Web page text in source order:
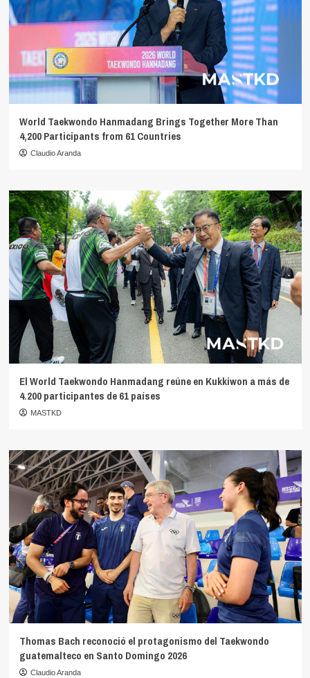
World Taekwondo Hanmadang Brings Together More Than
4,200 Participants from 61 Countries
Claudio Aranda
El World Taekwondo Hanmadang reúne en Kukkiwon a más de
4.200 participantes de 61 países
MASTKD
Thomas Bach reconoció el protagonismo del Taekwondo
guatemalteco en Santo Domingo 2026
Claudio Aranda